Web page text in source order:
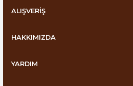
ALIŞVERİŞ
HAKKIMIZDA
YARDIM